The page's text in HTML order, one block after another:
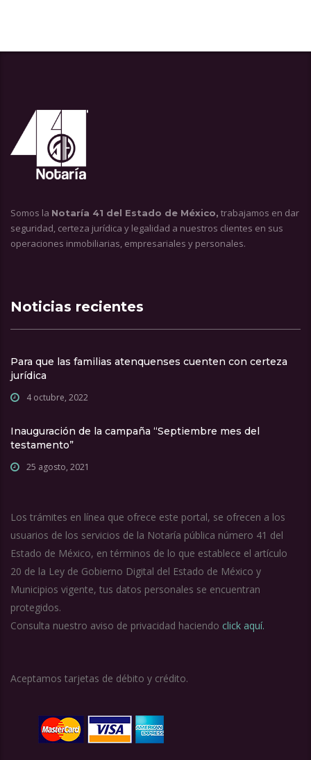
Somos la Notaría 41 del Estado de México, trabajamos en dar
seguridad, certeza jurídica y legalidad a nuestros clientes en sus
operaciones inmobiliarias, empresariales y personales.
Noticias recientes
Para que las familias atenquenses cuenten con certeza
jurídica
4 octubre, 2022
Inauguración de la campaña “Septiembre mes del
testamento”
25 agosto, 2021
Los trámites en línea que ofrece este portal, se ofrecen a los
usuarios de los servicios de la Notaría pública número 41 del
Estado de México, en términos de lo que establece el artículo
20 de la Ley de Gobierno Digital del Estado de México y
Municipios vigente, tus datos personales se encuentran
protegidos.
Consulta nuestro aviso de privacidad haciendo click aquí.
Aceptamos tarjetas de débito y crédito.